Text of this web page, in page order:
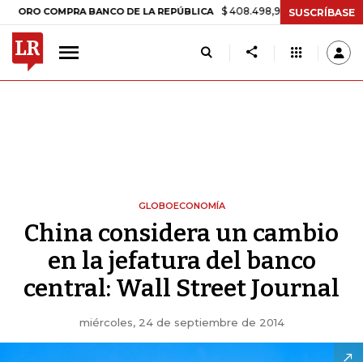
COMPRA BANCO DE LA REPÚBLICA $ 408.498,97 +$ 8.753,81 +2,19%
SUSCRÍBASE
GLOBOECONOMÍA
China considera un cambio
en la jefatura del banco
central: Wall Street Journal
miércoles, 24 de septiembre de 2014